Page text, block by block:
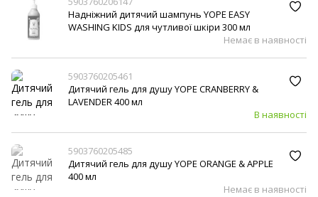
Надніжний дитячий шампунь YOPE EASY
WASHING KIDS для чутливої шкіри 300 мл
Немає в наявності
5903760205461
Дитячий гель для душу YOPE CRANBERRY &
LAVENDER 400 мл
В наявності
5903760205485
Дитячий гель для душу YOPE ORANGE & APPLE
400 мл
Немає в наявності